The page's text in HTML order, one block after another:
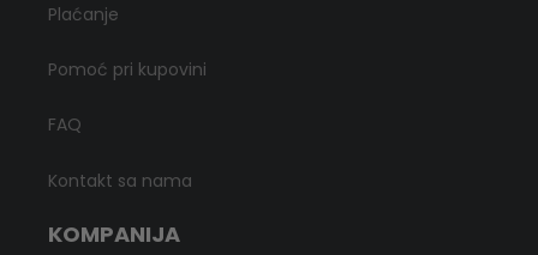
Plaćanje
Pomoć pri kupovini
FAQ
Kontakt sa nama
KOMPANIJA